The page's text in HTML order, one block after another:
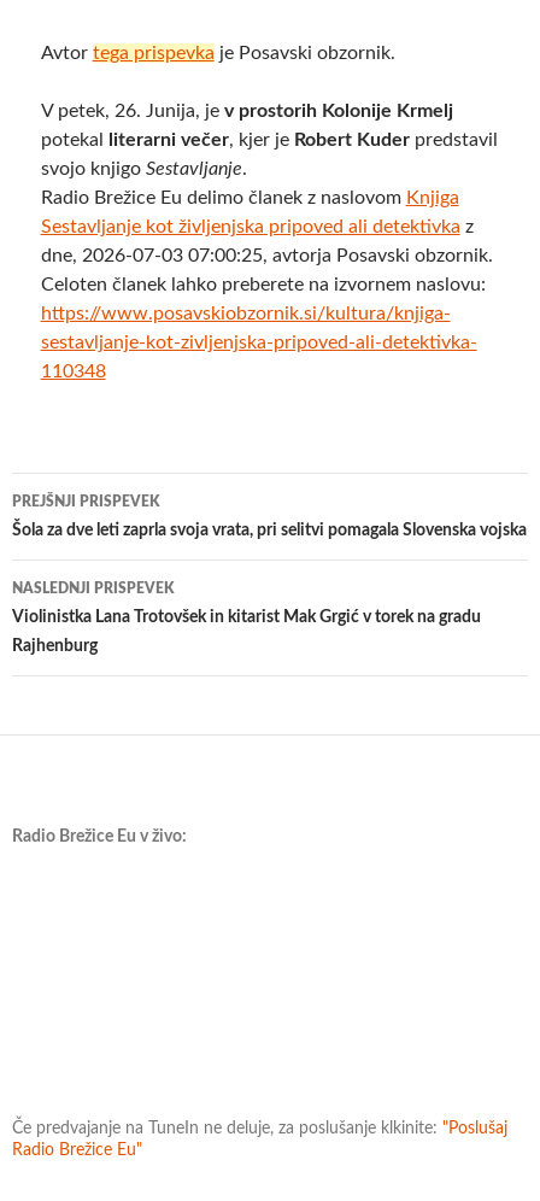
Avtor tega prispevka je Posavski obzornik.
V petek, 26. Junija, je v prostorih Kolonije Krmelj
potekal
literarni večer, kjer je Robert Kuderpredstavil
svojo knjigo Sestavljanje.
Radio Brežice Eu delimo članek z naslovom Knjiga
Sestavljanje kot življenjska pripoved ali detektivka z
dne, 2026-07-03 07:00:25, avtorja Posavski obzornik.
Celoten članek lahko preberete na izvornem naslovu:
https://www.posavskiobzornik.si/kultura/knjiga-
sestavljanje-kot-zivljenjska-pripoved-ali-detektivka-
110348
Krmarjenje
po
prispevkih
PREJŠNJI PRISPEVEK
Šola za dve leti zaprla svoja vrata, pri selitvi pomagala Slovenska vojska
NASLEDNJI PRISPEVEK
​Violinistka Lana Trotovšek in kitarist Mak Grgić v torek na gradu
Rajhenburg
Radio Brežice Eu v živo:
Če predvajanje na TuneIn ne deluje, za poslušanje klkinite: "Poslušaj
Radio Brežice Eu"